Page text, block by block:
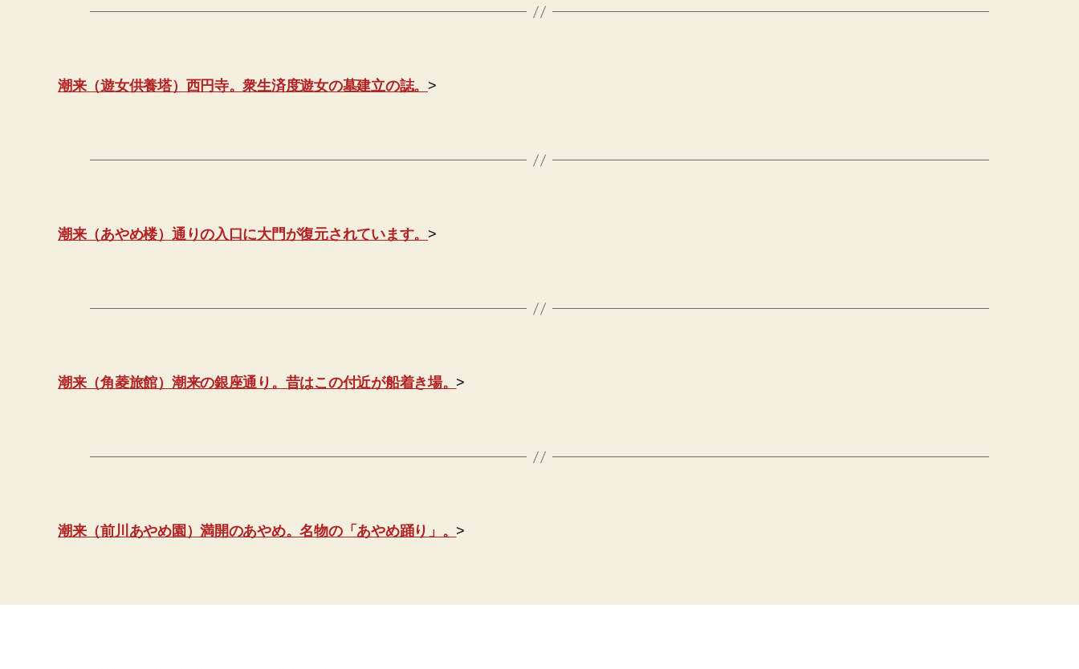
潮来（遊女供養塔）西円寺。衆生済度遊女の墓建立の誌。 >
潮来（あやめ楼）通りの入口に大門が復元されています。 >
潮来（角菱旅館）潮来の銀座通り。昔はこの付近が船着き場。>
潮来（前川あやめ園）満開のあやめ。名物の「あやめ踊り」。>